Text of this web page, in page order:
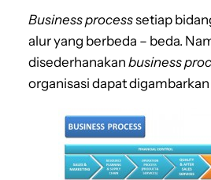
Business processsetiap
alur yang berbeda – beda.
disederhanakan business
organisasi dapat